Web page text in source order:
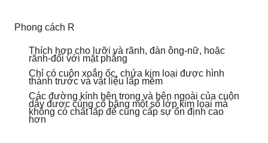
Phong cách R
Thích hợp cho lưỡi và rãnh, đàn ông-nữ, hoặc
rãnh-đối với mặt phẳng
Chỉ có cuộn xoắn ốc, chứa kim loại được hình
thành trước và vật liệu lấp mềm
Các đường kính bên trong và bên ngoài của cuộn
dây được củng cố bằng một số lớp kim loại mà
không có chất lấp để cung cấp sự ổn định cao
hơn